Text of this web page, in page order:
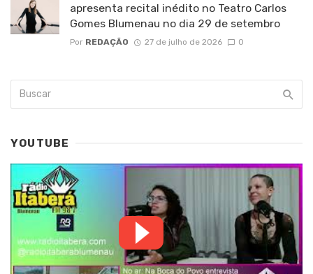
apresenta recital inédito no Teatro Carlos
Gomes Blumenau no dia 29 de setembro
Por REDAÇÃO 27 de julho de 2026 0
YOUTUBE